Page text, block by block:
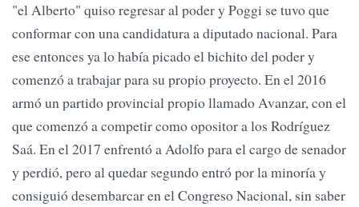
"el Alberto" quiso regresar al poder y Poggi se tuvo que
conformar con una candidatura a diputado nacional. Para
ese entonces ya lo había picado el bichito del poder y
comenzó a trabajar para su propio proyecto. En el 2016
armó un partido provincial propio llamado Avanzar, con el
que comenzó a competir como opositor a los Rodríguez
Saá. En el 2017 enfrentó a Adolfo para el cargo de senador
y perdió, pero al quedar segundo entró por la minoría y
consiguió desembarcar en el Congreso Nacional, sin saber